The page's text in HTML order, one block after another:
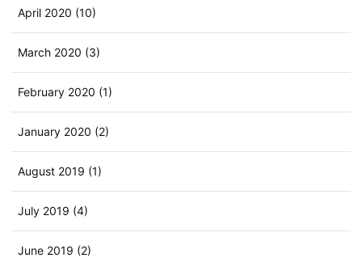
April 2020 (10)
March 2020 (3)
February 2020 (1)
January 2020 (2)
August 2019 (1)
July 2019 (4)
June 2019 (2)